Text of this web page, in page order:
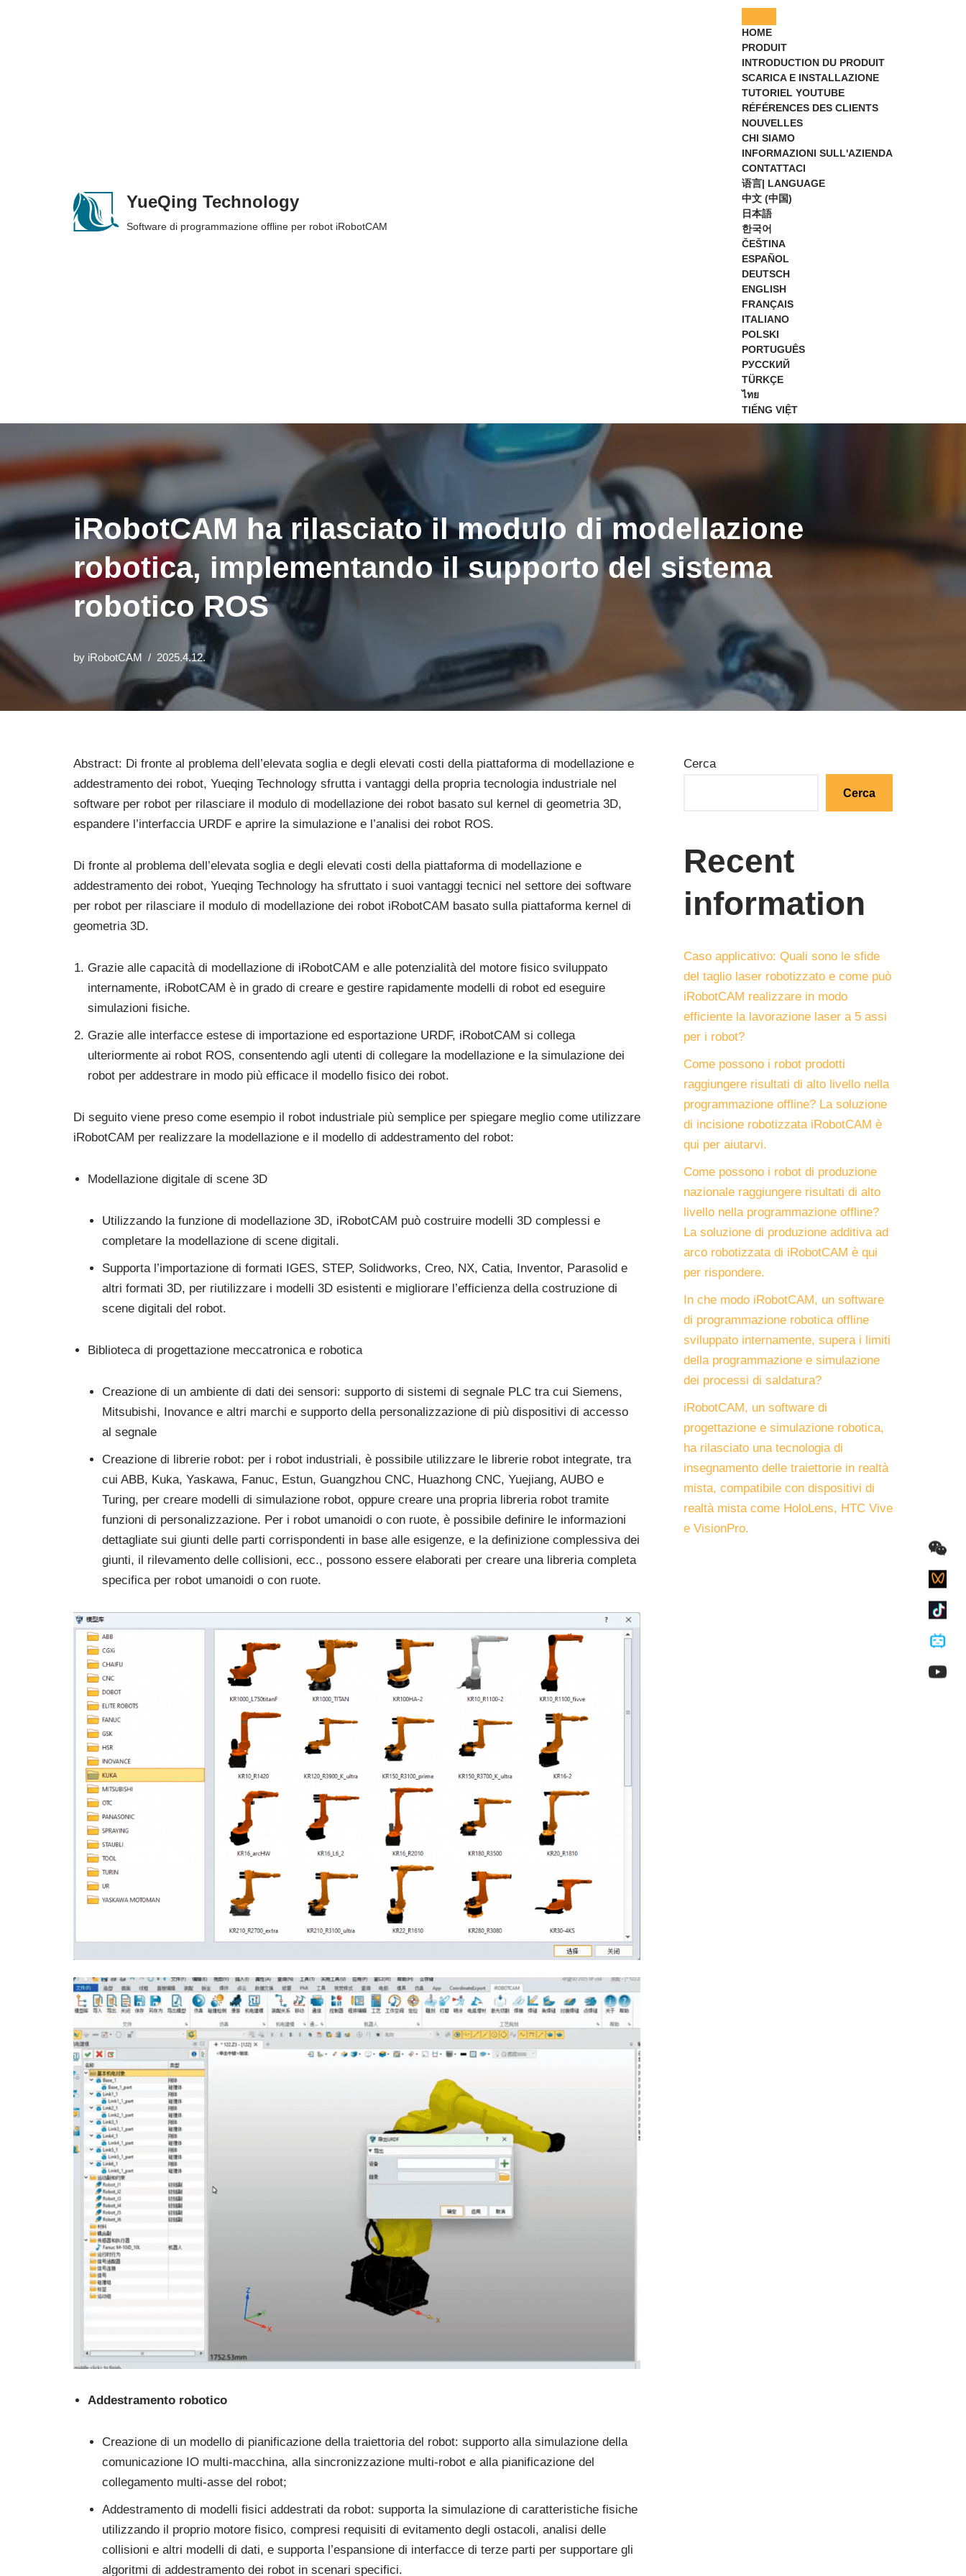
YueQing Technology
Software di programmazione offline per robot iRobotCAM
HOME
PRODUIT
INTRODUCTION DU PRODUIT
SCARICA E INSTALLAZIONE
TUTORIEL YOUTUBE
RÉFÉRENCES DES CLIENTS
NOUVELLES
CHI SIAMO
INFORMAZIONI SULL'AZIENDA
CONTATTACI
语言| LANGUAGE
中文 (中国)
日本語
한국어
ČEŠTINA
ESPAÑOL
DEUTSCH
ENGLISH
FRANÇAIS
ITALIANO
POLSKI
PORTUGUÊS
РУССКИЙ
TÜRKÇE
ไทย
TIẾNG VIỆT
iRobotCAM ha rilasciato il modulo di modellazione
robotica, implementando il supporto del sistema
robotico ROS
by iRobotCAM 2025.4.12.
Abstract: Di fronte al problema dell’elevata soglia e degli elevati costi della piattaforma di modellazione e
addestramento dei robot, Yueqing Technology sfrutta i vantaggi della propria tecnologia industriale nel
software per robot per rilasciare il modulo di modellazione dei robot basato sul kernel di geometria 3D,
espandere l’interfaccia URDF e aprire la simulazione e l’analisi dei robot ROS.
Di fronte al problema dell’elevata soglia e degli elevati costi della piattaforma di modellazione e
addestramento dei robot, Yueqing Technology ha sfruttato i suoi vantaggi tecnici nel settore dei software
per robot per rilasciare il modulo di modellazione dei robot iRobotCAM basato sulla piattaforma kernel di
geometria 3D.
Grazie alle capacità di modellazione di iRobotCAM e alle potenzialità del motore fisico sviluppato
internamente, iRobotCAM è in grado di creare e gestire rapidamente modelli di robot ed eseguire
simulazioni fisiche.
Grazie alle interfacce estese di importazione ed esportazione URDF, iRobotCAM si collega
ulteriormente ai robot ROS, consentendo agli utenti di collegare la modellazione e la simulazione dei
robot per addestrare in modo più efficace il modello fisico dei robot.
Di seguito viene preso come esempio il robot industriale più semplice per spiegare meglio come utilizzare
iRobotCAM per realizzare la modellazione e il modello di addestramento del robot:
Modellazione digitale di scene 3D
Utilizzando la funzione di modellazione 3D, iRobotCAM può costruire modelli 3D complessi e
completare la modellazione di scene digitali.
Supporta l’importazione di formati IGES, STEP, Solidworks, Creo, NX, Catia, Inventor, Parasolid e
altri formati 3D, per riutilizzare i modelli 3D esistenti e migliorare l’efficienza della costruzione di
scene digitali del robot.
Biblioteca di progettazione meccatronica e robotica
Creazione di un ambiente di dati dei sensori: supporto di sistemi di segnale PLC tra cui Siemens,
Mitsubishi, Inovance e altri marchi e supporto della personalizzazione di più dispositivi di accesso
al segnale
Creazione di librerie robot: per i robot industriali, è possibile utilizzare le librerie robot integrate, tra
cui ABB, Kuka, Yaskawa, Fanuc, Estun, Guangzhou CNC, Huazhong CNC, Yuejiang, AUBO e
Turing, per creare modelli di simulazione robot, oppure creare una propria libreria robot tramite
funzioni di personalizzazione. Per i robot umanoidi o con ruote, è possibile definire le informazioni
dettagliate sui giunti delle parti corrispondenti in base alle esigenze, e la definizione complessiva dei
giunti, il rilevamento delle collisioni, ecc., possono essere elaborati per creare una libreria completa
specifica per robot umanoidi o con ruote.
Addestramento robotico
Creazione di un modello di pianificazione della traiettoria del robot: supporto alla simulazione della
comunicazione IO multi-macchina, alla sincronizzazione multi-robot e alla pianificazione del
collegamento multi-asse del robot;
Addestramento di modelli fisici addestrati da robot: supporta la simulazione di caratteristiche fisiche
utilizzando il proprio motore fisico, compresi requisiti di evitamento degli ostacoli, analisi delle
collisioni e altri modelli di dati, e supporta l’espansione di interfacce di terze parti per supportare gli
algoritmi di addestramento dei robot in scenari specifici.
Cerca
Cerca
Recent
information
Caso applicativo: Quali sono le sfide
del taglio laser robotizzato e come può
iRobotCAM realizzare in modo
efficiente la lavorazione laser a 5 assi
per i robot?
Come possono i robot prodotti
raggiungere risultati di alto livello nella
programmazione offline? La soluzione
di incisione robotizzata iRobotCAM è
qui per aiutarvi.
Come possono i robot di produzione
nazionale raggiungere risultati di alto
livello nella programmazione offline?
La soluzione di produzione additiva ad
arco robotizzata di iRobotCAM è qui
per rispondere.
In che modo iRobotCAM, un software
di programmazione robotica offline
sviluppato internamente, supera i limiti
della programmazione e simulazione
dei processi di saldatura?
iRobotCAM, un software di
progettazione e simulazione robotica,
ha rilasciato una tecnologia di
insegnamento delle traiettorie in realtà
mista, compatibile con dispositivi di
realtà mista come HoloLens, HTC Vive
e VisionPro.